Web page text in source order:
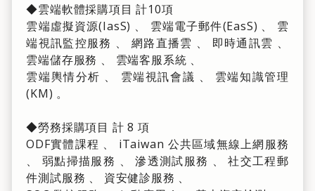
◆雲端軟體採購項目 計10項
雲端虛擬資源(IasS) 、 雲端電子郵件(EasS) 、 雲
端視訊監控服務 、 網路直播雲 、 即時通訊雲 、
雲端儲存服務 、 雲端客服系統 、
雲端輿情分析 、 雲端視訊會議 、 雲端知識管理
(KM) 。
◆勞務採購項目 計 8 項
ODF實體課程 、 iTaiwan 公共區域無線上網服務
、 弱點掃描服務 、 滲透測試服務 、 社交工程郵
件測試服務 、 資安健診服務 、